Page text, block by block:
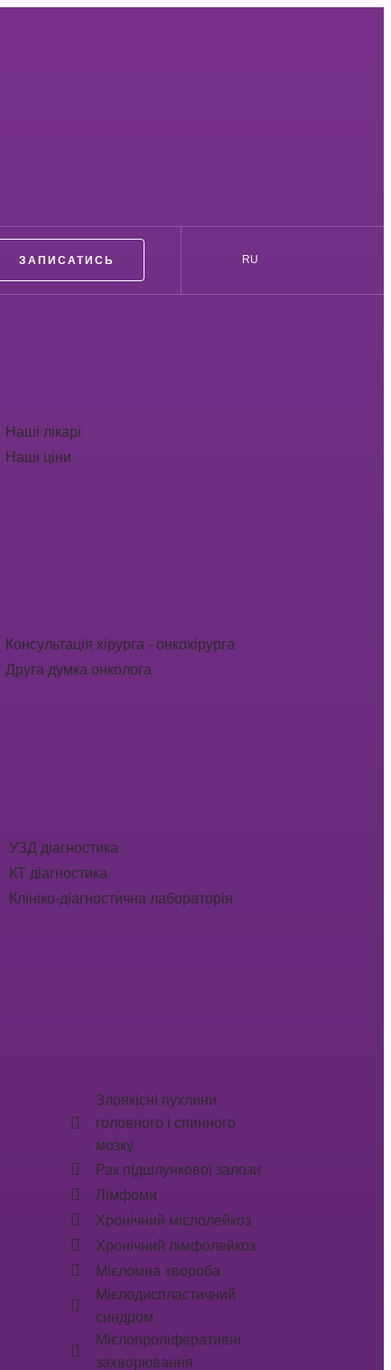
ЗАПИСАТИСЬ RU
Наші лікарі
Наші ціни
Консультація хірурга - онкохірурга
Друга думка онколога
УЗД діагностика
КТ діагностика
Клініко-діагностична лабораторія
Злоякісні пухлини
головного і спинного
мозку
Рак підшлункової залози
Лімфоми
Хронічний мієлолейкоз
Хронічний лімфолейкоз
Мієломна хвороба
Мієлодиспластичний
синдром
Мієлопроліферативні
захворювання